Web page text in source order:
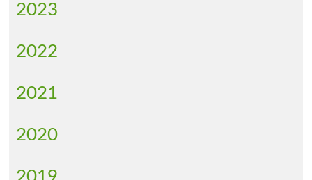
2023
2022
2021
2020